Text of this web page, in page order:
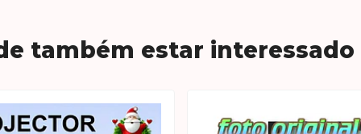
também estar interessado